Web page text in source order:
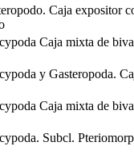
Caja expositor
Caja mixta de
y Gasteropoda.
Caja mixta de
Subcl.